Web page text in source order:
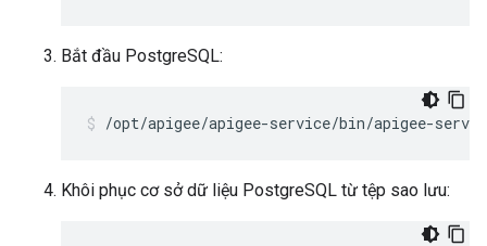
Bắt đầu PostgreSQL:
/opt/apigee/apigee-service/bin/apigee-
Khôi phục cơ sở dữ liệu PostgreSQL từ tệp sao lưu: